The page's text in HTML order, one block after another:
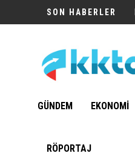
SON HABERLER
GÜNDEM EKONOMİ
RÖPORTAJ